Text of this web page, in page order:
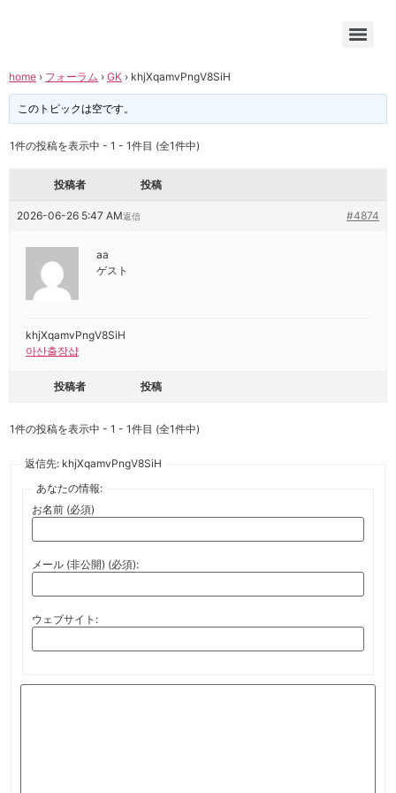
home › フォーラム › GK › khjXqamvPngV8SiH
このトピックは空です。
1件の投稿を表示中 - 1 - 1件目 (全1件中)
投稿者 投稿
2026-06-26 5:47 AM #4874
返信
aa
ゲスト
khjXqamvPngV8SiH
아산출장샵
投稿者 投稿
1件の投稿を表示中 - 1 - 1件目 (全1件中)
返信先: khjXqamvPngV8SiH
あなたの情報:
お名前 (必須)
メール (非公開) (必須):
ウェブサイト: